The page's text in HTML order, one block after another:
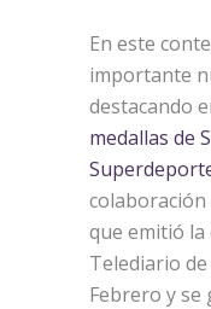
En este
importante
destacando
medallas de
colaboración
que emitió la
Telediario
Febrero y